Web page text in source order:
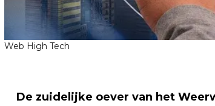
Web High Tech
De zuidelijke oever van het